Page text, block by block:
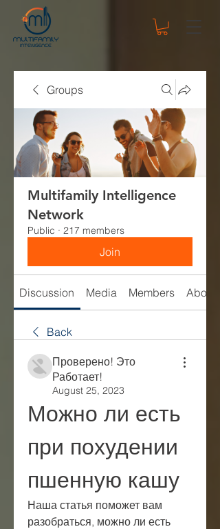
Groups
Multifamily Intelligence
Network
Public · 217 members
Join
Discussion Media Members About
Back
Проверено! Это
Работает!
August 25, 2023
Можно ли есть
при похудении
пшенную кашу
Наша статья поможет вам
разобраться, можно ли есть